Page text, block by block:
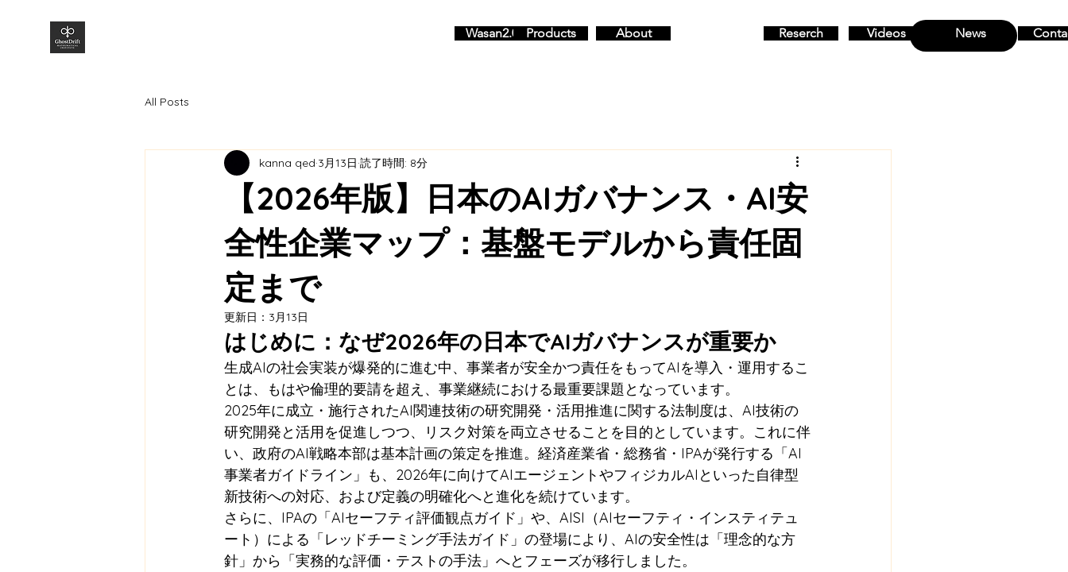
Wasan2.0 MENU
Products About Reserch Videos News
All Posts
【2026年版】日本のAIガバナンス・AI安
全性企業マップ：基盤モデルから責任固
定まで
kanna qed 3月13日 読了時間: 8分
更新日： 3月13日
はじめに：なぜ2026年の日本でAIガバナンスが重要か
生成AIの社会実装が爆発的に進む中、事業者が安全かつ責任をもってAIを導入・運用するこ
とは、もはや倫理的要請を超え、事業継続における最重要課題となっています。
2025年に成立・施行されたAI関連技術の研究開発・活用推進に関する法制度は、AI技術の
研究開発と活用を促進しつつ、リスク対策を両立させることを目的としています。これに伴
い、政府のAI戦略本部は基本計画の策定を推進。経済産業省・総務省・IPAが発行する「AI
事業者ガイドライン」も、2026年に向けてAIエージェントやフィジカルAIといった自律型
新技術への対応、および定義の明確化へと進化を続けています。
さらに、IPAの「AIセーフティ評価観点ガイド」や、AISI（AIセーフティ・インスティテュ
ート）による「レッドチーミング手法ガイド」の登場により、AIの安全性は「理念的な方
針」から「実務的な評価・テストの手法」へとフェーズが移行しました。